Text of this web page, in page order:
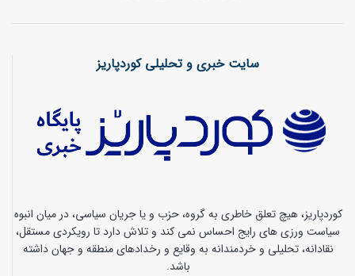
سایت خبری و تحلیلی کوردپاریز
کوردپاریز، هیچ تعلق خاطری به گروه، حزب و یا جریان سیاسی، در میان انبوه
سیاست ورزی های رایج احساس نمی کند و تلاش دارد تا رویکردی مستقل،
نقادانه، تحلیلی و خردمندانه به وقایع و رخدادهای منطقه و جهان داشته
باشد.